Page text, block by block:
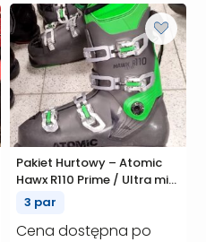
Pakiet Hurtowy – Atomic
Hawx R110 Prime / Ultra mix
– 3 szt. (P00942)
3 par
Cena dostępna po